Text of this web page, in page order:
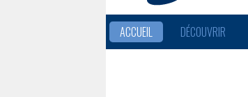
ACCUEIL DÉCOUVRIR